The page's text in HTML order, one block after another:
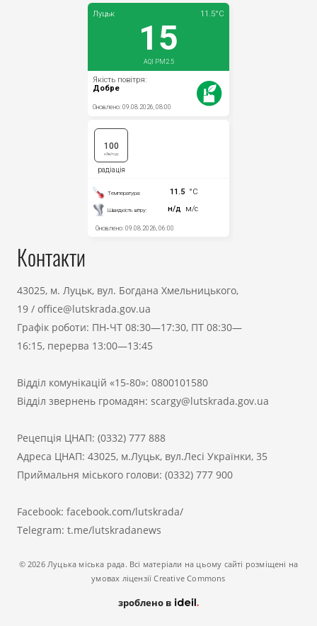
Контакти
43025, м. Луцьк, вул. Богдана Хмельницького,
19 / office@lutskrada.gov.ua
Графік роботи: ПН-ЧТ 08:30—17:30, ПТ 08:30—
16:15, перерва 13:00—13:45
Відділ комунікацій «15-80»: 0800101580
Відділ звернень громадян: scargy@lutskrada.gov.ua
Рецепція ЦНАП: (0332) 777 888
Адреса ЦНАП: 43025, м.Луцьк, вул.Лесі Українки, 35
Приймальня міського голови: (0332) 777 900
Facebook: facebook.com/lutskrada/
Telegram: t.me/lutskradanews
© 2026 Луцька міська рада. Всі матеріали на цьому сайті розміщені на
умовах ліцензії Creative Commons
зроблено в